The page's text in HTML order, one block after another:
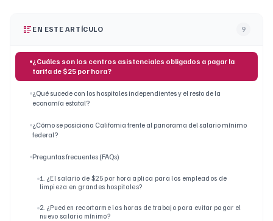
EN ESTE ARTÍCULO 9
¿Cuáles son los centros asistenciales obligados a pagar la
tarifa de $25 por hora?
¿Qué sucede con los hospitales independientes y el resto de la
economía estatal?
¿Cómo se posiciona California frente al panorama del salario mínimo
federal?
Preguntas frecuentes (FAQs)
1. ¿El salario de $25 por hora aplica para los empleados de
limpieza en grandes hospitales?
2. ¿Pueden recortarme las horas de trabajo para evitar pagar el
nuevo salario mínimo?